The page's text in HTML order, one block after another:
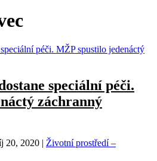
speciální péči.
záchranný
20, 2020 | Životní prostředí –